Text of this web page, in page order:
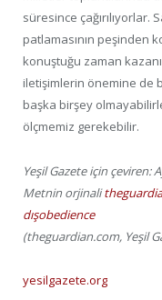
süresince çağırılıyorlar.
patlamasının peşinden
konuştuğu zaman
iletişimlerin önemine de
başka birşey
ölçmemiz gerekebilir.
Yeşil Gazete için çeviren:
Metnin orjinali
dışobedience
(theguardian.com, Yeşil
yesilgazete.org